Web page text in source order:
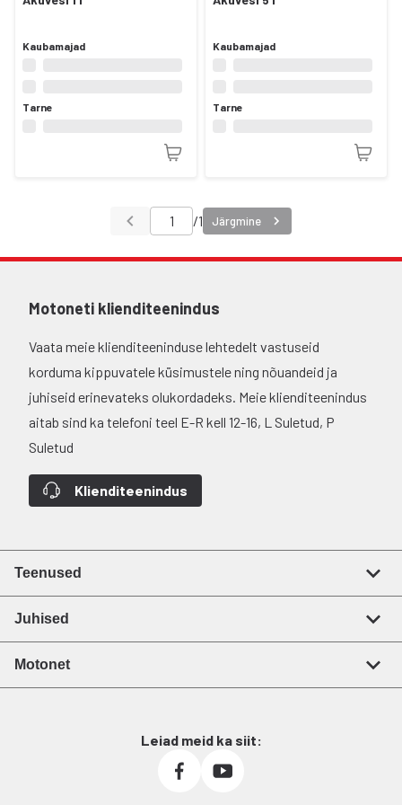
Kaubamajad
Tarne
Kaubamajad
Tarne
/1 Järgmine
Motoneti klienditeenindus
Vaata meie klienditeeninduse lehtedelt vastuseid
korduma kippuvatele küsimustele ning nõuandeid ja
juhiseid erinevateks olukordadeks. Meie klienditeenindus
aitab sind ka telefoni teel E-R kell 12-16, L Suletud, P
Suletud
Klienditeenindus
Teenused
Juhised
Motonet
Leiad meid ka siit: